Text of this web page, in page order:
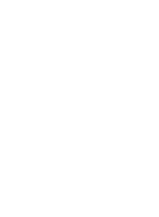
de manipulação feito em